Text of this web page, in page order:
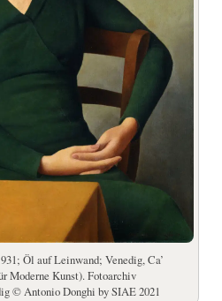
Öl auf Leinwand; Venedig, Ca’
Moderne Kunst). Fotoarchiv
© Antonio Donghi by SIAE 2021